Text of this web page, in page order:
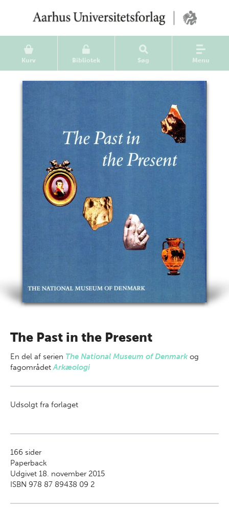
Kurv Bibliotek Søg Menu
The Past in the Present
En del af serien The National Museum of Denmark og
fagområdetArkæologi
Udsolgt fra forlaget
166 sider
Paperback
Udgivet 18. november 2015
ISBN 978 87 89438 09 2